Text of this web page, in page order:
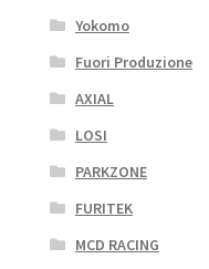
Yokomo
Fuori Produzione
AXIAL
LOSI
PARKZONE
FURITEK
MCD RACING